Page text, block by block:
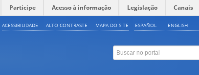
Participe Acesso à informação Legislação Canais
ESPAÑOL ENGLISH
ACESSIBILIDADE ALTO CONTRASTE MAPA DO SITE